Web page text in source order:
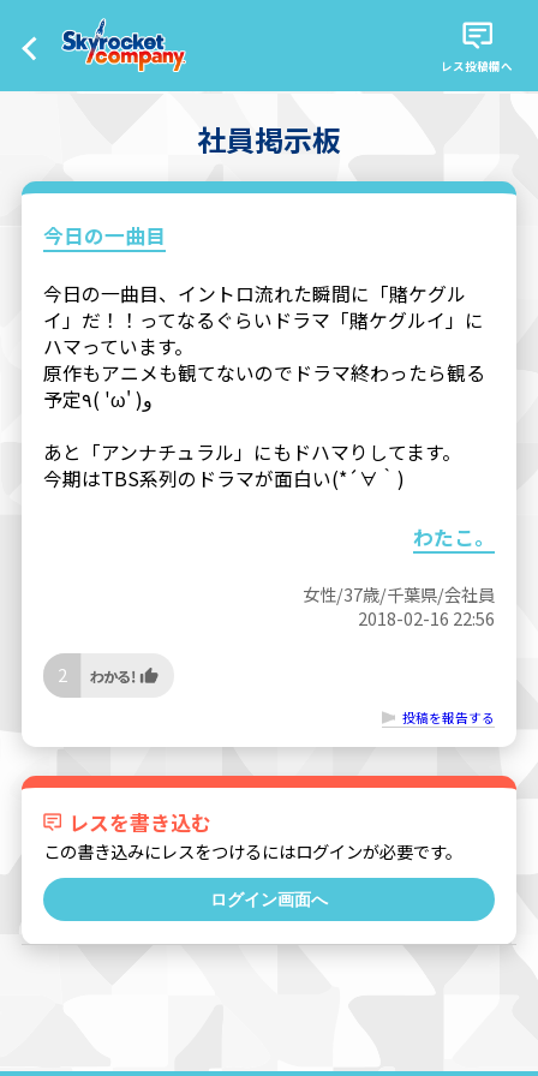
レス投稿欄へ
社員掲示板
今日の一曲目
今日の一曲目、イントロ流れた瞬間に「賭ケグル
イ」だ！！ってなるぐらいドラマ「賭ケグルイ」に
ハマっています。
原作もアニメも観てないのでドラマ終わったら観る
予定٩( 'ω' )و
あと「アンナチュラル」にもドハマりしてます。
今期はTBS系列のドラマが面白い(*´∀｀)
わたこ。
女性/37歳/千葉県/会社員
2018-02-16 22:56
2
投稿を報告する
レスを書き込む
この書き込みにレスをつけるにはログインが必要です。
ログイン画面へ